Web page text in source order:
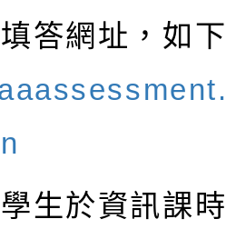
答網址，如
生於資訊課